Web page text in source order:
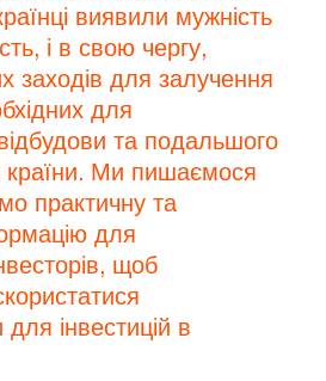
виявили мужність
і в свою чергу,
заходів для залучення
для
та подальшого
країни. Ми пишаємося
практичну та
для
щоб
інвестицій в